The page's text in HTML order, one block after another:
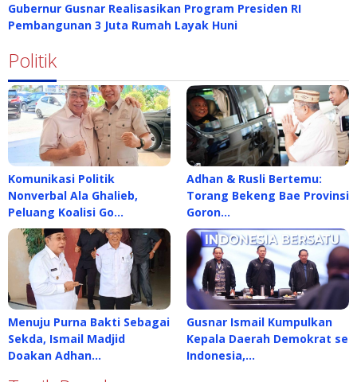
Gubernur Gusnar Realisasikan Program Presiden RI
Pembangunan 3 Juta Rumah Layak Huni
Politik
Komunikasi Politik
Nonverbal Ala Ghalieb,
Peluang Koalisi Go…
Adhan & Rusli Bertemu:
Torang Bekeng Bae Provinsi
Goron…
Menuju Purna Bakti Sebagai
Sekda, Ismail Madjid
Doakan Adhan…
Gusnar Ismail Kumpulkan
Kepala Daerah Demokrat se
Indonesia,…